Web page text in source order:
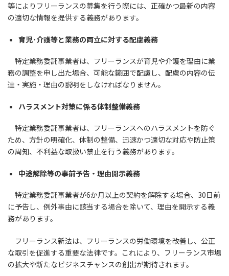
等によりフリーランスの募集を行う際には、正確かつ最新の内容
の適切な情報を提供する義務があります。
育児･介護等と業務の両立に対する配慮義務
特定業務委託事業者は、フリーランスが育児や介護を理由に業
務の調整を申し出た場合、可能な範囲で配慮し、配慮の内容の伝
達・実施・理由の説明をしなければなりません。
ハラスメント対策に係る体制整備義務
特定業務委託事業者は、フリーランスへのハラスメントを防ぐ
ため、方針の明確化、体制の整備、迅速かつ適切な対応や防止策
の周知、不利益な取扱い禁止を行う義務があります。
中途解除等の事前予告・理由開示義務
特定業務委託事業者が6か月以上の契約を解除する場合、30日前
に予告し、例外事由に該当する場合を除いて、理由を開示する義
務があります。
フリーランス新法は、フリーランスの労働環境を改善し、公正
な取引を促進する重要な法律です。これにより、フリーランス市場
の拡大や新たなビジネスチャンスの創出が期待されます。